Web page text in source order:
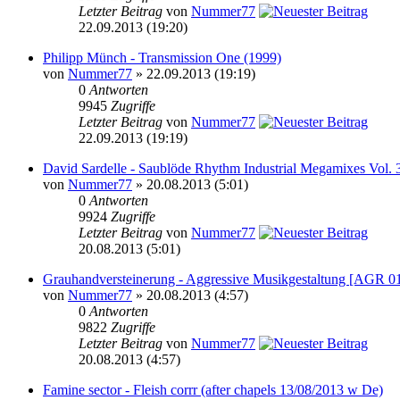
Letzter Beitrag von Nummer77
22.09.2013 (19:20)
Philipp Münch - Transmission One (1999)
von Nummer77 » 22.09.2013 (19:19)
0 Antworten
9945 Zugriffe
Letzter Beitrag von Nummer77
22.09.2013 (19:19)
David Sardelle - Saublöde Rhythm Industrial Megamixes Vol.
von Nummer77 » 20.08.2013 (5:01)
0 Antworten
9924 Zugriffe
Letzter Beitrag von Nummer77
20.08.2013 (5:01)
Grauhandversteinerung - Aggressive Musikgestaltung [AGR
von Nummer77 » 20.08.2013 (4:57)
0 Antworten
9822 Zugriffe
Letzter Beitrag von Nummer77
20.08.2013 (4:57)
Famine sector - Fleish corrr (after chapels 13/08/2013 w De)